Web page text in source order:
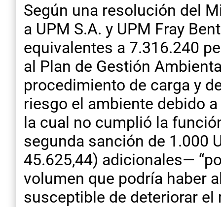
Según una resolución del
a UPM S.A. y UPM Fray
equivalentes a 7.316.240
al Plan de Gestión
procedimiento de carga y
riesgo el ambiente debido
la cual no cumplió la
segunda sanción de 1.000
45.625,44) adicionales—
volumen que podría haber
susceptible de deteriorar el